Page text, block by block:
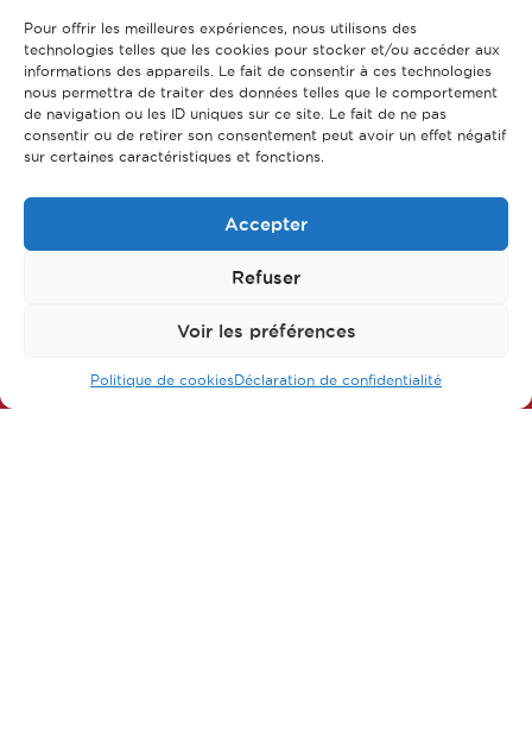
Pour offrir les meilleures expériences, nous utilisons des
technologies telles que les cookies pour stocker et/ou accéder aux
informations des appareils. Le fait de consentir à ces technologies
nous permettra de traiter des données telles que le comportement
de navigation ou les ID uniques sur ce site. Le fait de ne pas
consentir ou de retirer son consentement peut avoir un effet négatif
sur certaines caractéristiques et fonctions.
Accepter
Refuser
Voir les préférences
Politique de cookiesDéclaration de confidentialité
Follow us on our networks